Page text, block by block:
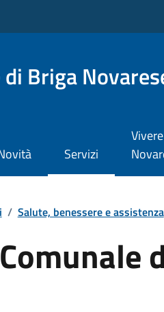
di Briga
Servizi
/ Salute, benessere e assistenza